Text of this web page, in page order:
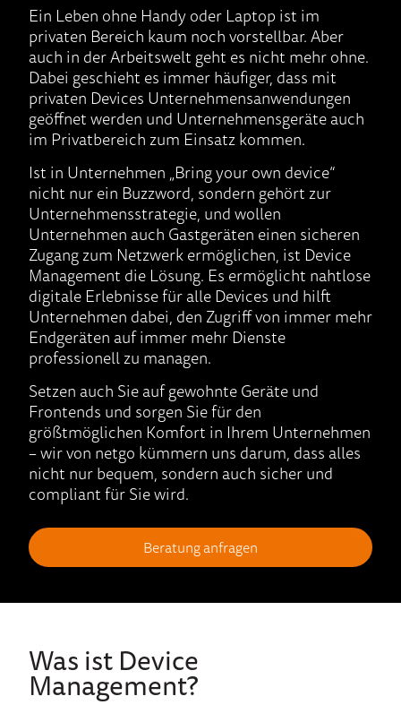
Ein Leben ohne Handy oder Laptop ist im
privaten Bereich kaum noch vorstellbar. Aber
auch in der Arbeitswelt geht es nicht mehr ohne.
Dabei geschieht es immer häufiger, dass mit
privaten Devices Unternehmensanwendungen
geöffnet werden und Unternehmensgeräte auch
im Privatbereich zum Einsatz kommen.
Ist in Unternehmen „Bring your own device“
nicht nur ein Buzzword, sondern gehört zur
Unternehmensstrategie, und wollen
Unternehmen auch Gastgeräten einen sicheren
Zugang zum Netzwerk ermöglichen, ist Device
Management die Lösung. Es ermöglicht nahtlose
digitale Erlebnisse für alle Devices und hilft
Unternehmen dabei, den Zugriff von immer mehr
Endgeräten auf immer mehr Dienste
professionell zu managen.
Setzen auch Sie auf gewohnte Geräte und
Frontends und sorgen Sie für den
größtmöglichen Komfort in Ihrem Unternehmen
– wir von netgo kümmern uns darum, dass alles
nicht nur bequem, sondern auch sicher und
compliant für Sie wird.
Beratung anfragen
Was ist Device
Management?